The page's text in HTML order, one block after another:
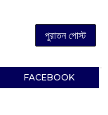
পুরাতন পোস্ট
FACEBOOK